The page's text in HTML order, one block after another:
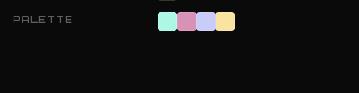
PALETTE